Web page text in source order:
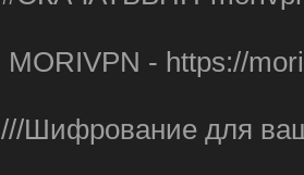
MORIVPN - https://
///Шифрование для